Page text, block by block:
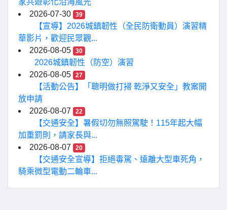
2026-07-30
39
【宣導】2026城鎮韌性（全民防衛動員）演習精
華影片，歡迎民眾觀...
2026-08-05
30
2026城鎮韌性（防空）演習
2026-08-05
27
【活動公告】「聰明做打掃 乾淨又安全」教案開
放申請
2026-08-07
22
【交通安全】暑假切勿無照駕駛！115年起大幅
加重罰則，請家長與...
2026-08-07
20
【交通安全宣導】拒絕毒駕、遠離大型車死角，
騎乘微型電動二輪車...